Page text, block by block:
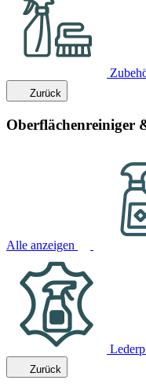
Zurück
Oberflächenreiniger
Alle anzeigen
Zurück